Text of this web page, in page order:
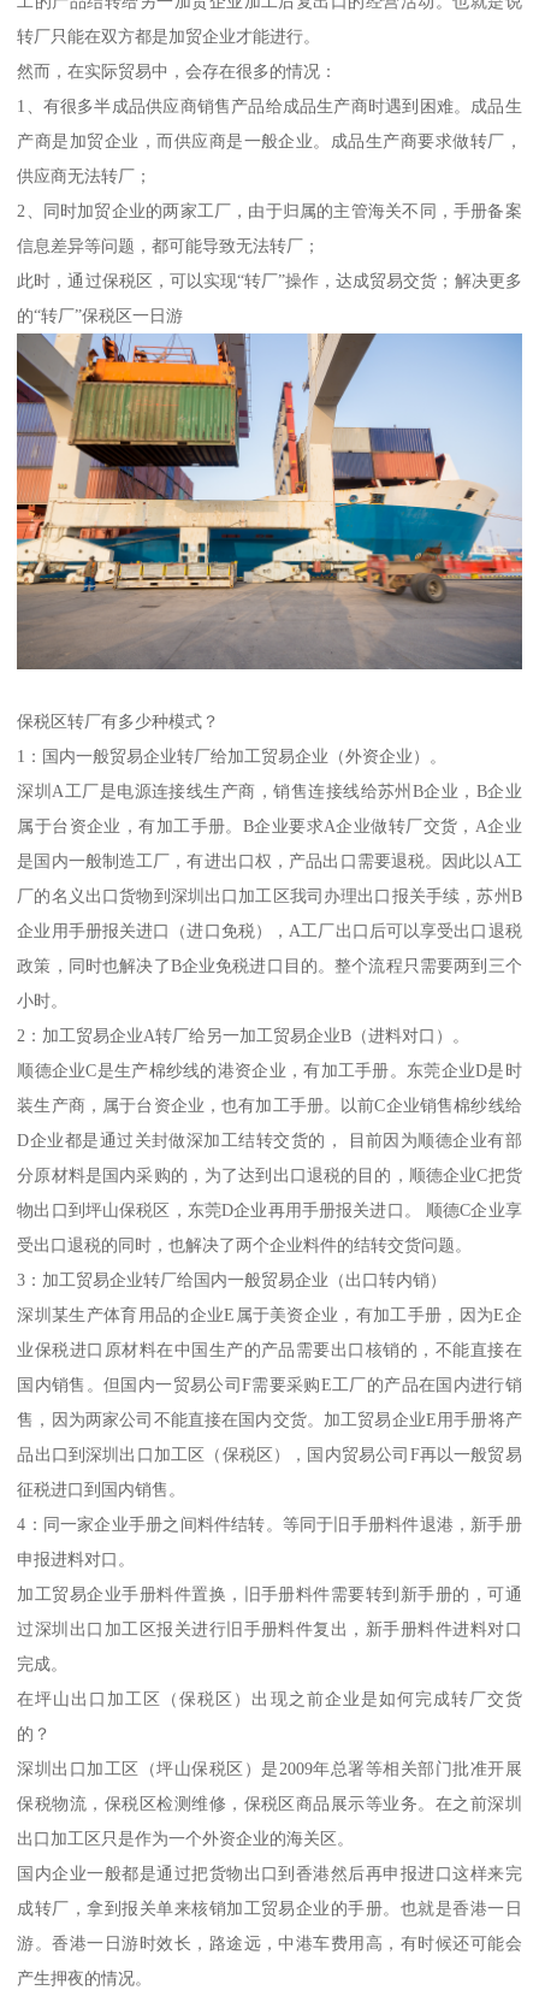
转厂只能在双方都是加贸企业才能进行。
然而，在实际贸易中，会存在很多的情况：
1、有很多半成品供应商销售产品给成品生产商时遇到困难。成品生
产商是加贸企业，而供应商是一般企业。成品生产商要求做转厂，
供应商无法转厂；
2、同时加贸企业的两家工厂，由于归属的主管海关不同，手册备案
信息差异等问题，都可能导致无法转厂；
此时，通过保税区，可以实现“转厂”操作，达成贸易交货；解决更多
的“转厂”保税区一日游
保税区转厂有多少种模式？
1：国内一般贸易企业转厂给加工贸易企业（外资企业）。
深圳A工厂是电源连接线生产商，销售连接线给苏州B企业，B企业
属于台资企业，有加工手册。B企业要求A企业做转厂交货，A企业
是国内一般制造工厂，有进出口权，产品出口需要退税。因此以A工
厂的名义出口货物到深圳出口加工区我司办理出口报关手续，苏州B
企业用手册报关进口（进口免税），A工厂出口后可以享受出口退税
政策，同时也解决了B企业免税进口目的。整个流程只需要两到三个
小时。
2：加工贸易企业A转厂给另一加工贸易企业B（进料对口）。
顺德企业C是生产棉纱线的港资企业，有加工手册。东莞企业D是时
装生产商，属于台资企业，也有加工手册。以前C企业销售棉纱线给
D企业都是通过关封做深加工结转交货的， 目前因为顺德企业有部
分原材料是国内采购的，为了达到出口退税的目的，顺德企业C把货
物出口到坪山保税区，东莞D企业再用手册报关进口。 顺德C企业享
受出口退税的同时，也解决了两个企业料件的结转交货问题。
3：加工贸易企业转厂给国内一般贸易企业（出口转内销）
深圳某生产体育用品的企业E属于美资企业，有加工手册，因为E企
业保税进口原材料在中国生产的产品需要出口核销的，不能直接在
国内销售。但国内一贸易公司F需要采购E工厂的产品在国内进行销
售，因为两家公司不能直接在国内交货。加工贸易企业E用手册将产
品出口到深圳出口加工区（保税区），国内贸易公司F再以一般贸易
征税进口到国内销售。
4：同一家企业手册之间料件结转。等同于旧手册料件退港，新手册
申报进料对口。
加工贸易企业手册料件置换，旧手册料件需要转到新手册的，可通
过深圳出口加工区报关进行旧手册料件复出，新手册料件进料对口
完成。
在坪山出口加工区（保税区）出现之前企业是如何完成转厂交货
的？
深圳出口加工区（坪山保税区）是2009年总署等相关部门批准开展
保税物流，保税区检测维修，保税区商品展示等业务。在之前深圳
出口加工区只是作为一个外资企业的海关区。
国内企业一般都是通过把货物出口到香港然后再申报进口这样来完
成转厂，拿到报关单来核销加工贸易企业的手册。也就是香港一日
游。香港一日游时效长，路途远，中港车费用高，有时候还可能会
产生押夜的情况。